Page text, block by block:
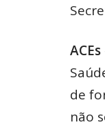
ACEs
de
não